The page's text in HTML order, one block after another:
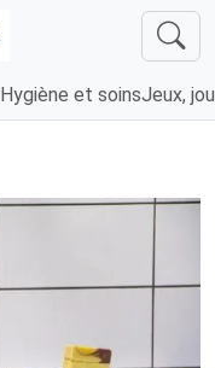
Hygiène et soinsJeux,